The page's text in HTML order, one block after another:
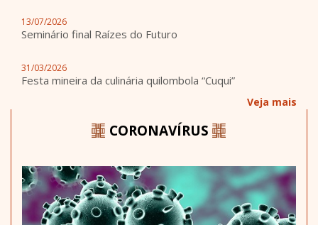
13/07/2026
Seminário final Raízes do Futuro
31/03/2026
Festa mineira da culinária quilombola “Cuqui”
Veja mais
CORONAVÍRUS